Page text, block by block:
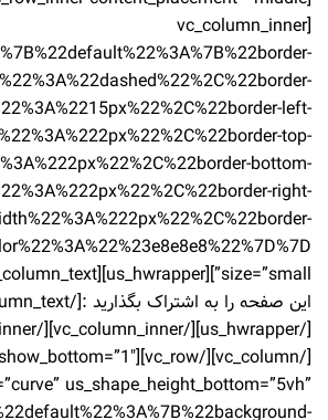
[vc_column_inner
left-
top-
bottom-
right-
size=”small”][us_hwrapper][vc_column_text]
این صفحه را به اشتراک بگذارید :
us_shape_height_bottom=”5vh”